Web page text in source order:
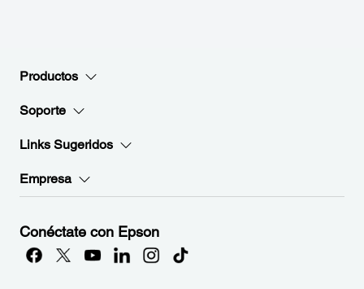
Productos
Soporte
Links Sugeridos
Empresa
Conéctate con Epson